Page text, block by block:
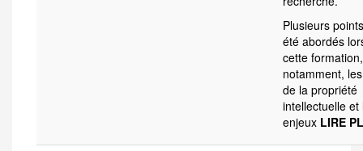
Plusieurs
été abordés
cette formation,
notamment,
de la propriété
intellectuelle et
enjeux LIRE